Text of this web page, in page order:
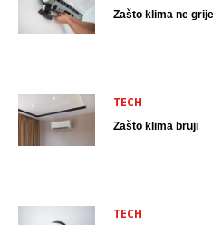
Zašto klima ne grije
TECH
Zašto klima bruji
TECH